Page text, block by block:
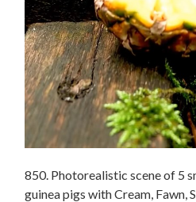
850. Photorealistic scene of 5
guinea pigs with Cream, Fawn,